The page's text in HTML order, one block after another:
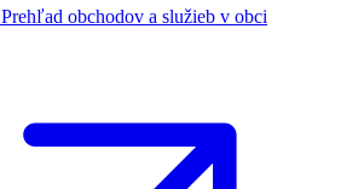
Prehľad obchodov a služieb v obci